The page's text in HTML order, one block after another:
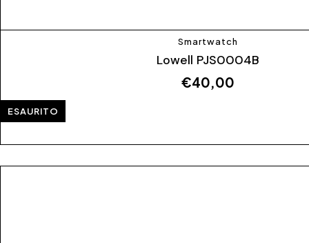
Smartwatch
Lowell PJS0004B
€40,00
ESAURITO